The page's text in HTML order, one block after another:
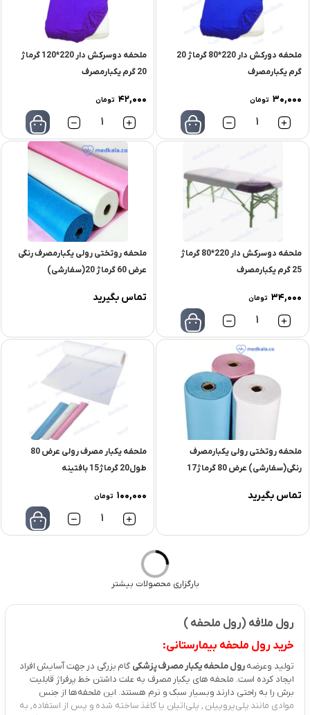
ملحفه دورکش دار 220*80 گرماژ 20
گرم یکبارمصرف
30,000 تومان
ملحفه دوسرکش دار 220*120 گرماژ
20 گرم یکبارمصرف
42,000 تومان
ملحفه دوسرکش دار 220*80 گرماژ
25 گرم یکبارمصرف
34,000 تومان
ملحفه روتختی رولی یکبارمصرف رنگی
عرض 60 گرماژ 20(سفارشی)
تماس بگیرید
ملحفه روتختی رولی یکبارمصرف
رنگی(سفارشی) عرض 80 گرماژ17
تماس بگیرید
ملحفه يکبار مصرف رولی عرض 80
طول20 گرماژ15 بافتینه
100,000 تومان
بارگزاری محصولات بیشتر
رول ملافه (رول ملحفه )
خرید رول ملحفه بیمارستانی:
تولید وعرضهرول ملحفه یکبار مصرف پزشکی گام بزرگی در جهت آسایش افراد
ایجاد کرده است. ملحفه های یکبار مصرف به علت داشتن خط پرفراژ قابلیت
برش را به راحتی دارند وبسیار سبک و نرم هستند. این ملحفه‌ها از جنس
موادی مانند پلی‌پروپیلن , پلی‌اتیلن یا کاغذ ساخته شده‌ و پس از استفاده, به